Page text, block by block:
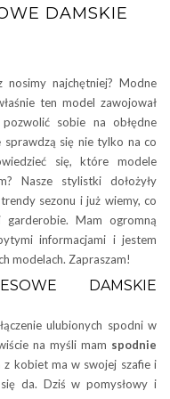
DAMSKIE
najchętniej? Modne
ten model zawojował
sobie na obłędne
się nie tylko na co
się, które modele
Nasze stylistki dołożyły
sezonu i już wiemy, co
Mam ogromną
informacjami i jestem
modelach. Zapraszam!
DAMSKIE
ulubionych spodni w
na myśli mam spodnie
kobiet ma w swojej szafie i
da. Dziś w pomysłowy i